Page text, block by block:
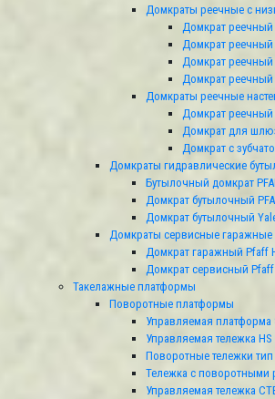
Домкраты реечные с
Домкрат реечный
Домкрат реечный
Домкрат реечный
Домкрат реечный
Домкраты реечные
Домкрат реечный
Домкрат для
Домкрат с
Домкраты гидравлические
Бутылочный домкрат
Домкрат бутылочный
Домкрат бутылочный
Домкраты сервисные гаражные
Домкрат гаражный Pfaff
Домкрат сервисный Pfaff
Такелажные платформы
Поворотные платформы
Управляемая платформа
Управляемая тележка HS
Поворотные тележки тип
Тележка с поворотными
Управляемая тележка